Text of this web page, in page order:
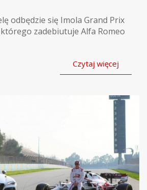
odbędzie się Imola Grand Prix
którego zadebiutuje Alfa Romeo
Czytaj więcej